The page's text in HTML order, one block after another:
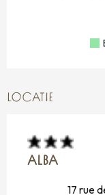
LOCATIE
ALBA
17 rue